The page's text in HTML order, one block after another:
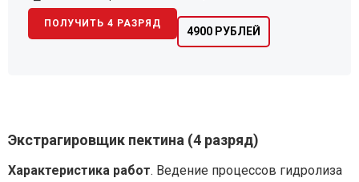
4900 РУБЛЕЙ
ПОЛУЧИТЬ 4 РАЗРЯД
Экстрагировщик пектина (4 разряд)
Характеристика работ. Ведение процессов гидролиза